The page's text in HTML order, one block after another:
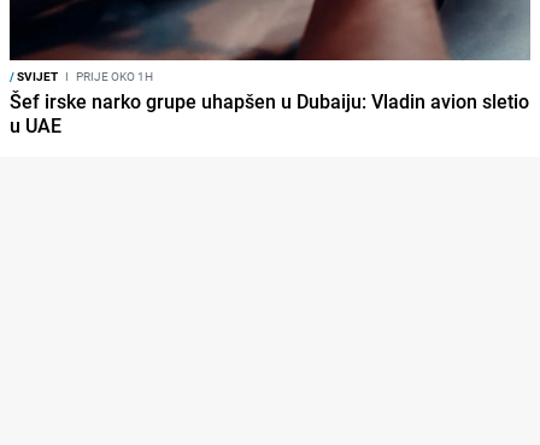
/SVIJET I PRIJE OKO 1H
Šef irske narko grupe uhapšen u Dubaiju: Vladin avion sletio
u UAE